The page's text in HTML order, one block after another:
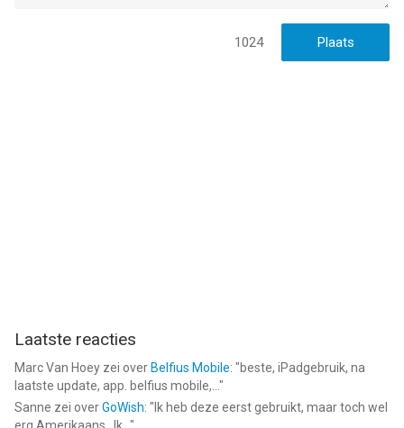
1024
Laatste reacties
Marc Van Hoey zei over Belfius Mobile: "beste, iPadgebruik, na
laatste update, app. belfius mobile,... "
Sanne zei overGoWish: " Ik heb deze eerst gebruikt, maar toch wel